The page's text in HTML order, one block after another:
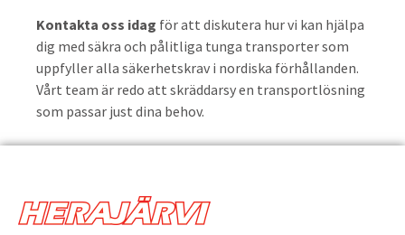
Kontakta oss idag för att diskutera hur vi kan hjälpa
dig med säkra och pålitliga tunga transporter som
uppfyller alla säkerhetskrav i nordiska förhållanden.
Vårt team är redo att skräddarsy en transportlösning
som passar just dina behov.